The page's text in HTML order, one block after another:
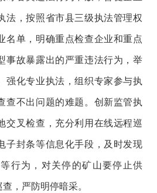
法，按照省市县三级执法管理权
名单，明确重点检查企业和重点
事故暴露出的严重违法行为，举
强化专业执法，组织专家参与执
查不出问题的难题。创新监管执
交叉检查，充分利用在线远程巡
子封条等信息化手段，及时发现
行为，对关停的矿山要停止供
，严防明停暗采。